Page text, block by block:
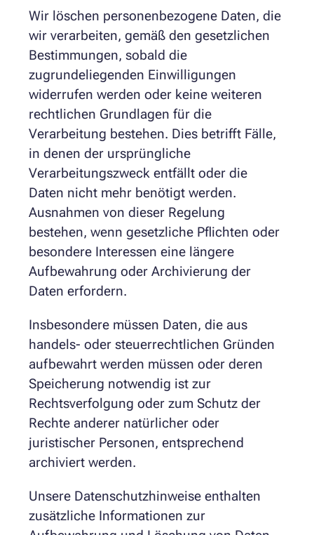
Wir löschen personenbezogene Daten, die
wir verarbeiten, gemäß den gesetzlichen
Bestimmungen, sobald die
zugrundeliegenden Einwilligungen
widerrufen werden oder keine weiteren
rechtlichen Grundlagen für die
Verarbeitung bestehen. Dies betrifft Fälle,
in denen der ursprüngliche
Verarbeitungszweck entfällt oder die
Daten nicht mehr benötigt werden.
Ausnahmen von dieser Regelung
bestehen, wenn gesetzliche Pflichten oder
besondere Interessen eine längere
Aufbewahrung oder Archivierung der
Daten erfordern.
Insbesondere müssen Daten, die aus
handels- oder steuerrechtlichen Gründen
aufbewahrt werden müssen oder deren
Speicherung notwendig ist zur
Rechtsverfolgung oder zum Schutz der
Rechte anderer natürlicher oder
juristischer Personen, entsprechend
archiviert werden.
Unsere Datenschutzhinweise enthalten
zusätzliche Informationen zur